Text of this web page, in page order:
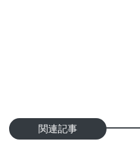
関連記事